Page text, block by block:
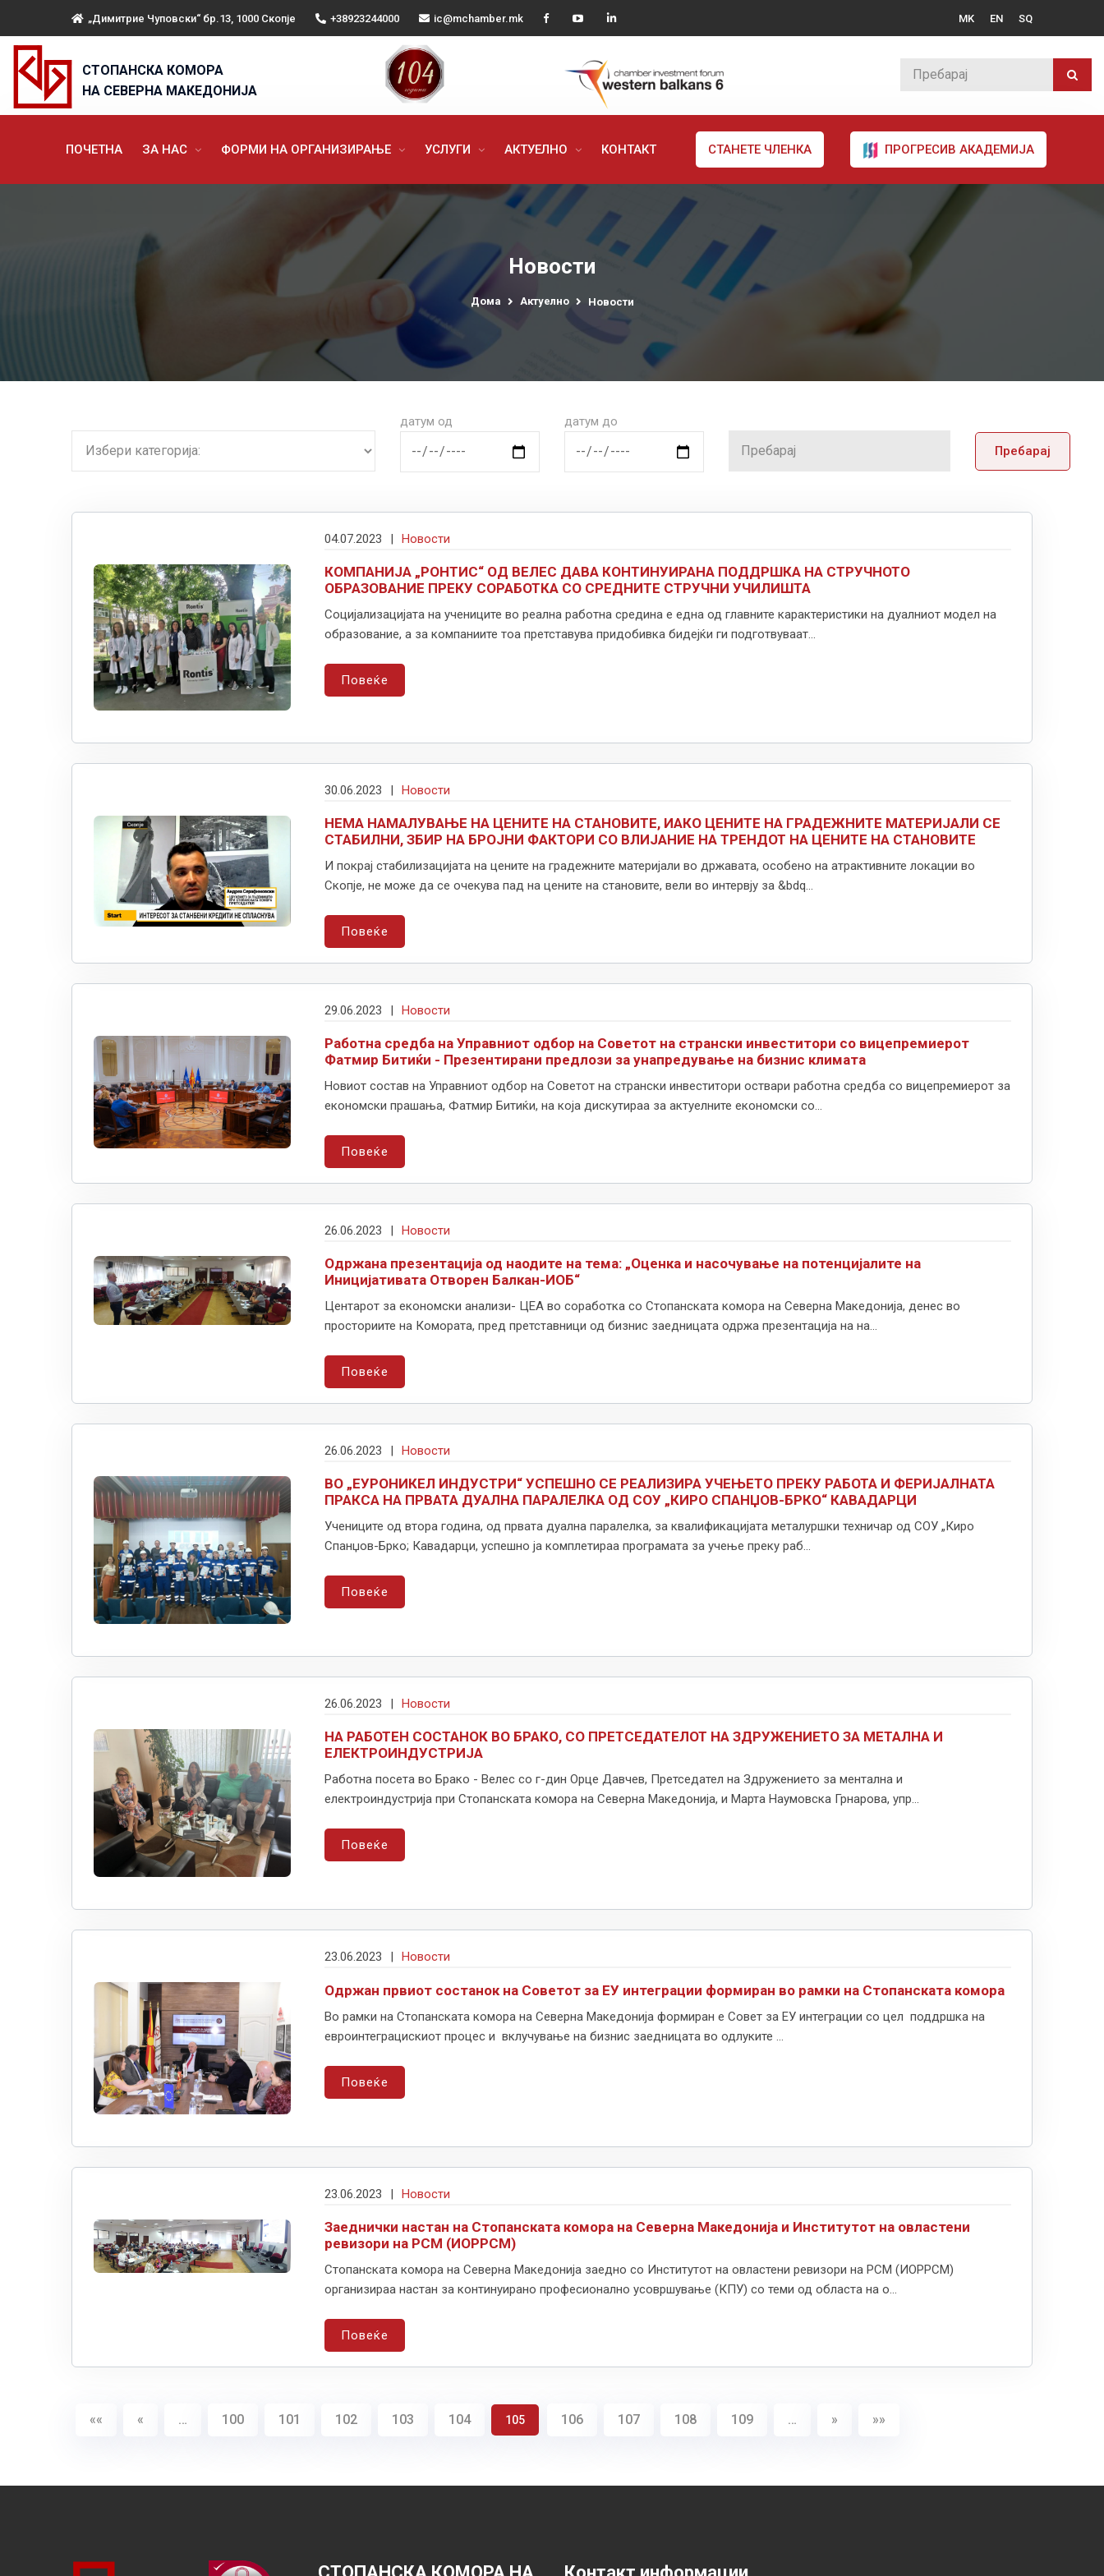
„Димитрие Чуповски“ бр.13, 1000 Скопје +38923244000 ic@mchamber.mk MK EN SQ
СТОПАНСКА КОМОРА
НА СЕВЕРНА МАКЕДОНИЈА
ПОЧЕТНА ЗА НАС ФОРМИ НА ОРГАНИЗИРАЊЕ УСЛУГИ АКТУЕЛНО КОНТАКТ СТАНЕТЕ ЧЛЕНКА ПРОГРЕСИВ АКАДЕМИЈА
Новости
Дома Актуелно Новости
датум од
датум до
Пребарај
04.07.2023 | Новости
КОМПАНИЈА „РОНТИС“ ОД ВЕЛЕС ДАВА КОНТИНУИРАНА ПОДДРШКА НА СТРУЧНОТО
ОБРАЗОВАНИЕ ПРЕКУ СОРАБОТКА СО СРЕДНИТЕ СТРУЧНИ УЧИЛИШТА
Социјализацијата на учениците во реална работна средина е една од главните карактеристики на дуалниот модел на
образование, а за компаниите тоа претставува придобивка бидејќи ги подготвуваат...
Повеќе
30.06.2023 Новости
НЕМА НАМАЛУВАЊЕ НА ЦЕНИТЕ НА СТАНОВИТЕ, ИАКО ЦЕНИТЕ НА ГРАДЕЖНИТЕ МАТЕРИЈАЛИ СЕ
СТАБИЛНИ, ЗБИР НА БРОЈНИ ФАКТОРИ СО ВЛИЈАНИЕ НА ТРЕНДОТ НА ЦЕНИТЕ НА СТАНОВИТЕ
И покрај стабилизацијата на цените на градежните материјали во државата, особено на атрактивните локации во
Скопје, не може да се очекува пад на цените на становите, вели во интервју за &bdq...
Повеќе
29.06.2023 Новости
Работна средба на Управниот одбор на Советот на странски инвеститори со вицепремиерот
Фатмир Битиќи - Презентирани предлози за унапредување на бизнис климата
Новиот состав на Управниот одбор на Советот на странски инвеститори оствари работна средбa со вицепремиерот за
економски прашања, Фатмир Битиќи, на која дискутираа за актуелните економски со...
Повеќе
26.06.2023 Новости
Одржана презентација од наодите на тема: „Оценка и насочување на потенцијалите на
Иницијативата Отворен Балкан-ИОБ“
Центарот за економски анализи- ЦЕА во соработка со Стопанската комора на Северна Македонија, денес во
просториите на Комората, пред претставници од бизнис заедницата одржа презентација на на...
Повеќе
26.06.2023 Новости
ВО „ЕУРОНИКЕЛ ИНДУСТРИ“ УСПЕШНО СЕ РЕАЛИЗИРА УЧЕЊЕTO ПРЕКУ РАБОТА И ФЕРИЈАЛНАТА
ПРАКСА НА ПРВАТА ДУАЛНА ПАРАЛЕЛКА ОД СОУ „КИРО СПАНЏОВ-БРКО“ КАВАДАРЦИ
Учениците од втора година, од првата дуална паралелка, за квалификацијата металуршки техничар од СОУ „Киро
Спанџов-Брко; Кавадарци, успешно ја комплетираа програмата за учење преку раб...
Повеќе
26.06.2023 Новости
НА РАБОТЕН СОСТАНОК ВО БРАКО, СО ПРЕТСЕДАТЕЛОТ НА ЗДРУЖЕНИЕТО ЗА МЕТАЛНА И
ЕЛЕКТРОИНДУСТРИЈА
Работна посета во Брако - Велес со г-дин Орце Давчев, Претседател на Здружението за ментална и
електроиндустрија при Стопанската комора на Северна Македонија, и Марта Наумовска Грнарова, упр...
Повеќе
23.06.2023 Новости
Одржан првиот состанок на Советот за ЕУ интеграции формиран во рамки на Стопанската комора
Во рамки на Стопанската комора на Северна Македонија формиран е Совет за ЕУ интеграции со цел поддршка на
евроинтеграцискиот процес и вклучување на бизнис заедницата во одлуките ...
Повеќе
23.06.2023 | Новости
Заеднички настан на Стопанската комора на Северна Македонија и Институтот на овластени
ревизори на РСМ (ИОРРСМ)
Стопанската комора на Северна Македонија заедно со Институтот на овластени ревизори на РСМ (ИОРРСМ)
организираа настан за континуирано професионално усовршување (КПУ) со теми од областа на о...
Повеќе
«« « … 100 101 102 103 104 105 106 107 108 109 … » »»